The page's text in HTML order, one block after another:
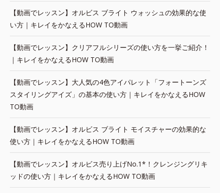
【動画でレッスン】オルビス ブライト ウォッシュの効果的な使
い方｜キレイをかなえるHOW TO動画
【動画でレッスン】クリアフルシリーズの使い方を一挙ご紹介！
｜キレイをかなえるHOW TO動画
【動画でレッスン】大人気の4色アイパレット「フォートーンズ
スタイリングアイズ」の基本の使い方｜キレイをかなえるHOW
TO動画
【動画でレッスン】オルビス ブライト モイスチャーの効果的な
使い方｜キレイをかなえるHOW TO動画
【動画でレッスン】オルビス売り上げNo.1*！クレンジングリキ
ッドの使い方｜キレイをかなえるHOW TO動画